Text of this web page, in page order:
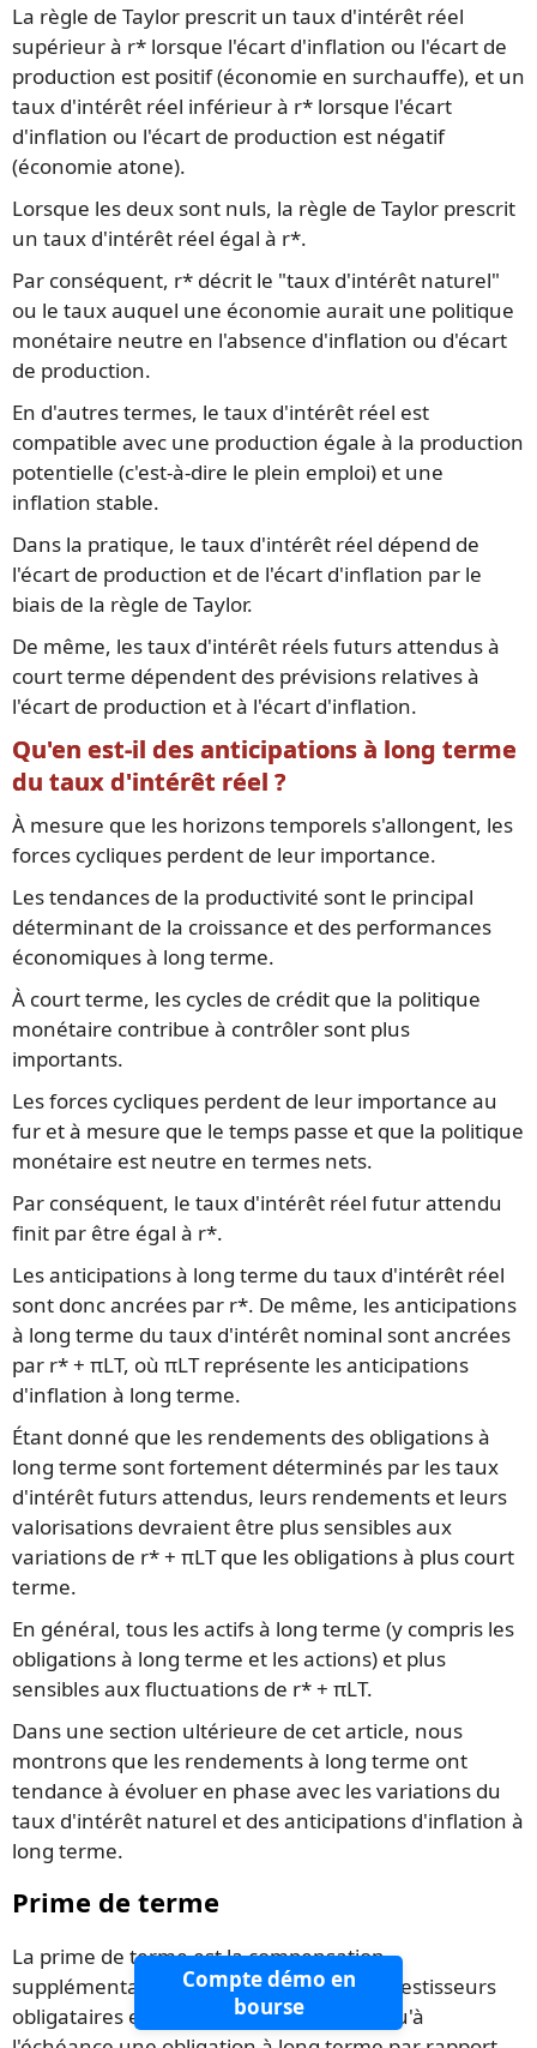
La règle de Taylor prescrit un taux d'intérêt réel
supérieur à r* lorsque l'écart d'inflation ou l'écart de
production est positif (économie en surchauffe), et un
taux d'intérêt réel inférieur à r* lorsque l'écart
d'inflation ou l'écart de production est négatif
(économie atone).
Lorsque les deux sont nuls, la règle de Taylor prescrit
un taux d'intérêt réel égal à r*.
Par conséquent, r* décrit le "taux d'intérêt naturel"
ou le taux auquel une économie aurait une politique
monétaire neutre en l'absence d'inflation ou d'écart
de production.
En d'autres termes, le taux d'intérêt réel est
compatible avec une production égale à la production
potentielle (c'est-à-dire le plein emploi) et une
inflation stable.
Dans la pratique, le taux d'intérêt réel dépend de
l'écart de production et de l'écart d'inflation par le
biais de la règle de Taylor.
De même, les taux d'intérêt réels futurs attendus à
court terme dépendent des prévisions relatives à
l'écart de production et à l'écart d'inflation.
Qu'en est-il des anticipations à long terme
du taux d'intérêt réel ?
À mesure que les horizons temporels s'allongent, les
forces cycliques perdent de leur importance.
Les tendances de la productivité sont le principal
déterminant de la croissance et des performances
économiques à long terme.
À court terme, les cycles de crédit que la politique
monétaire contribue à contrôler sont plus
importants.
Les forces cycliques perdent de leur importance au
fur et à mesure que le temps passe et que la politique
monétaire est neutre en termes nets.
Par conséquent, le taux d'intérêt réel futur attendu
finit par être égal à r*.
Les anticipations à long terme du taux d'intérêt réel
sont donc ancrées par r*. De même, les anticipations
à long terme du taux d'intérêt nominal sont ancrées
par r* + πLT, où πLT représente les anticipations
d'inflation à long terme.
Étant donné que les rendements des obligations à
long terme sont fortement déterminés par les taux
d'intérêt futurs attendus, leurs rendements et leurs
valorisations devraient être plus sensibles aux
variations de r* + πLT que les obligations à plus court
terme.
En général, tous les actifs à long terme (y compris les
obligations à long terme et les actions) et plus
sensibles aux fluctuations de r* + πLT.
Dans une section ultérieure de cet article, nous
montrons que les rendements à long terme ont
tendance à évoluer en phase avec les variations du
taux d'intérêt naturel et des anticipations d'inflation à
long terme.
Prime de terme
La prime de terme est la compensation
supplémentaire que les traders et les investisseurs
obligataires exigent pour conserver jusqu'à
Compte démo en
bourse